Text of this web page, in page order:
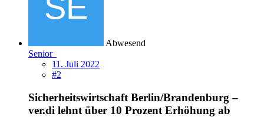
Abwesend
Senior
11. Juli 2022
#2
Sicherheitswirtschaft Berlin/Brandenburg –
ver.di lehnt über 10 Prozent Erhöhung ab